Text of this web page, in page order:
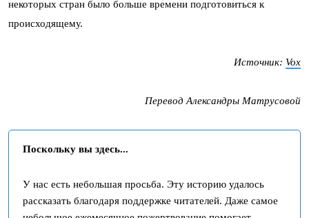
некоторых стран было больше времени подготовиться к
происходящему.
Источник: Vox
Перевод Александры Матрусовой
Поскольку вы здесь...
У нас есть небольшая просьба. Эту историю удалось
рассказать благодаря поддержке читателей. Даже самое